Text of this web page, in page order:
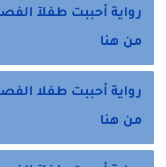
رواية أحببت طفلآ
من هنا
رواية أحببت طفلا
من هنا